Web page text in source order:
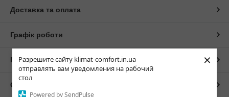
Разрешите сайту klimat-comfort.in.ua
отправлять вам уведомления на рабочий
стол
Powered by SendPulse
×
Доставка та оплата
Графік роботи
Повна версія сайту
Сайт створено на маркетплейсі